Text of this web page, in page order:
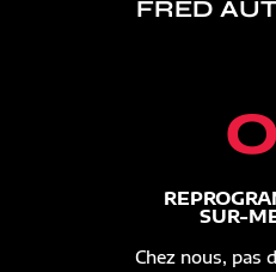
FRED
SUR-
Chez nous, pas